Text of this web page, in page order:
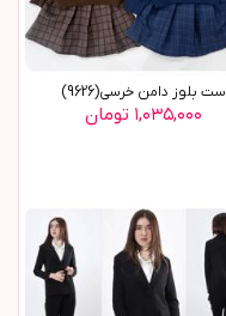
ست بلوز دامن خرسي(9626)
۱,۰۳۵,۰۰۰ تومان